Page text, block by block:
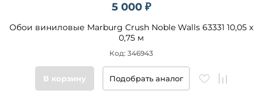
5 000 ₽
Обои виниловые Marburg Crush Noble Walls 63331 10,05 x
0,75 м
Код: 346943
В корзину Подобрать аналог